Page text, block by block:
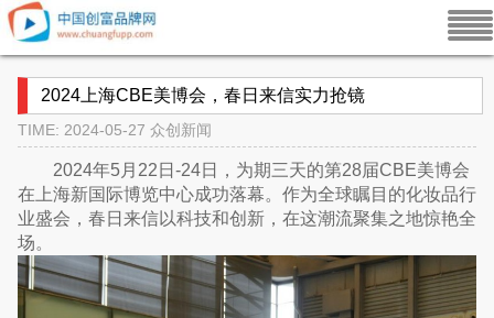
2024上海CBE美博会，春日来信实力抢镜
TIME: 2024-05-27 众创新闻
2024年5月22日-24日，为期三天的第28届CBE美博会
在上海新国际博览中心成功落幕。作为全球瞩目的化妆品行
业盛会，春日来信以科技和创新，在这潮流聚集之地惊艳全
场。